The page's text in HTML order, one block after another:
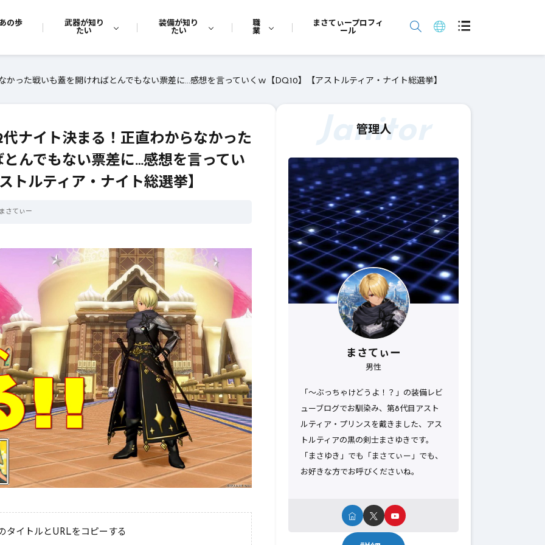
の歩
武器が知り
たい
装備が知り
たい
職
業
まさてぃープロフィ
ール
かった戦いも蓋を開ければとんでもない票差に…感想を言っていくｗ【DQ10】【アストルティア・ナイト総選挙】
代ナイト決まる！正直わからなかった
んでもない票差に…感想を言ってい
トルティア・ナイト総選挙】
さてぃー
タイトルとURLをコピーする
管理人
Janitor
まさてぃー
男性
「～ぶっちゃけどうよ！？」の装備レビ
ューブログでお馴染み、第8代目アスト
ルティア・プリンスを戴きました、アス
トルティアの黒の剣士まさゆきです。
「まさゆき」でも「まさてぃー」でも、
お好きな方でお呼びくださいね。